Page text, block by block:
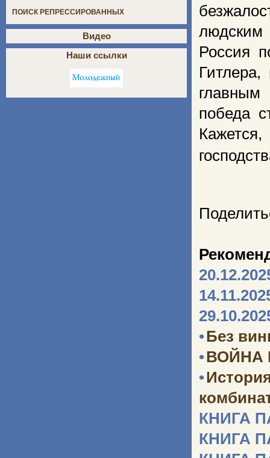
Россия
главным
победа
•Без
•ВОЙНА
•
КНИГА
КНИГА
ПОИСК РЕПРЕССИРОВАННЫХ
Видео
Наши ссылки